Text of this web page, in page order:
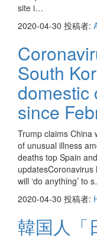
site i…
2020-04-30 投稿者:
South
domestic
since
Trump claims China
of unusual illness
deaths top Spain
will ‘do anything’ to
2020-04-30 投稿者:
韓国人「